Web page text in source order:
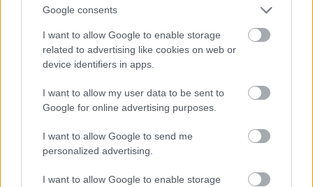
Google consents
I want to allow Google to enable storage
related to advertising like cookies on web or
device identifiers in apps.
I want to allow my user data to be sent to
Google for online advertising purposes.
I want to allow Google to send me
personalized advertising.
I want to allow Google to enable storage
νεαρού ζευγαριού τη δεκαετία του ’60, που
προσπαθεί να διαχειριστεί τις φοβίες του για την
για τις ανείπωτες επιθυμίες και τις χαμένες